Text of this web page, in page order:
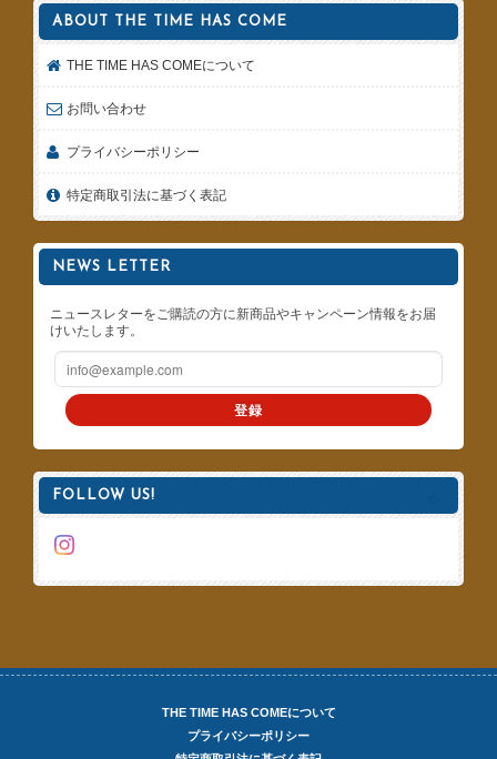
ABOUT THE TIME HAS COME
THE TIME HAS COMEについて
お問い合わせ
プライバシーポリシー
特定商取引法に基づく表記
NEWS LETTER
ニュースレターをご購読の方に新商品やキャンペーン情報をお届
けいたします。
登録
FOLLOW US!
THE TIME HAS COMEについて
プライバシーポリシー